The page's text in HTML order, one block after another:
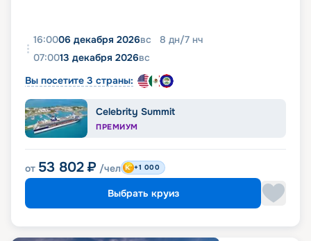
16:0006 декабря 2026вс 8 дн/7 нч
07:0013 декабря 2026вс
Вы посетите 3 страны:
Celebrity Summit
ПРЕМИУМ
от 53 802 ₽ /чел +1 000
Выбрать круиз